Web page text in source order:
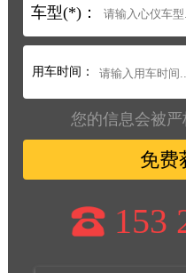
车型(*)：
用车时间：
您的信息会被
免费
153